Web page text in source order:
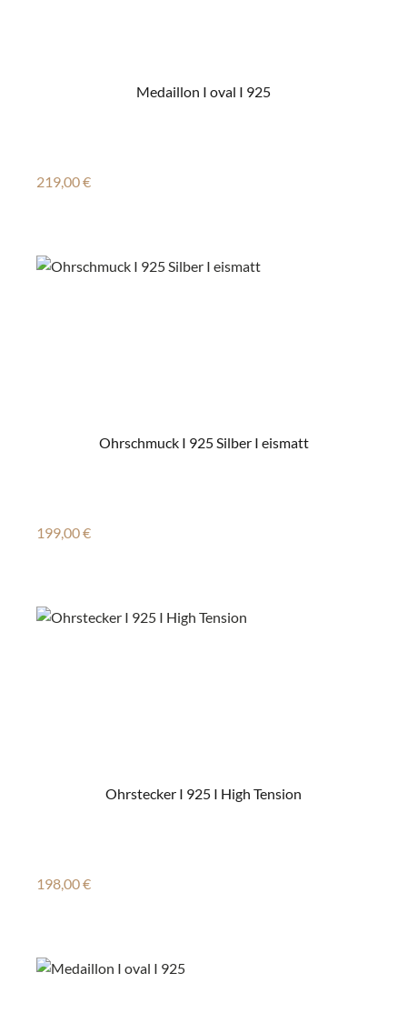
Medaillon I oval I 925
Regulärer Preis:
219,00 €
Ohrschmuck I 925 Silber I eismatt
Regulärer Preis:
199,00 €
Ohrstecker I 925 I High Tension
Regulärer Preis:
198,00 €